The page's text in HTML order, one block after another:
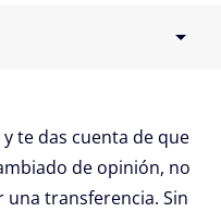
te das cuenta de que
de opinión, no
una transferencia. Sin